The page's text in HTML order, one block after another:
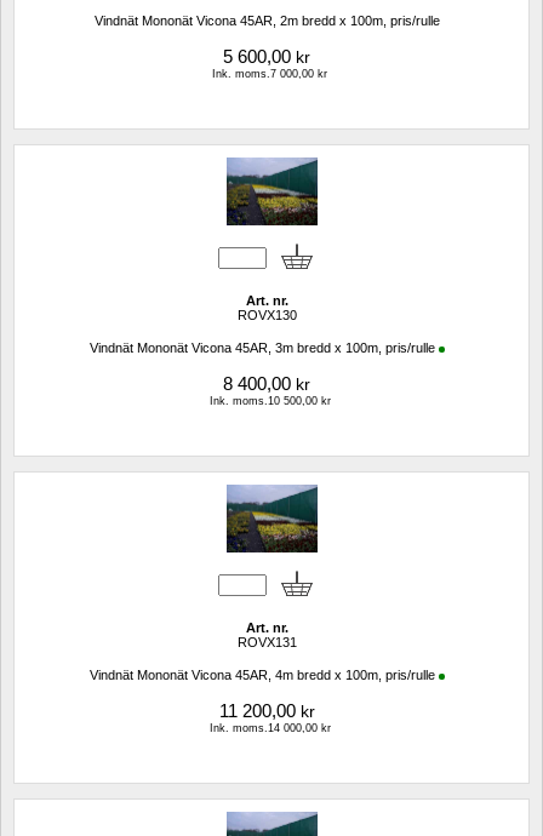
Vindnät Mononät Vicona 45AR, 2m bredd x 100m, pris/rulle
5 600,00 kr
Ink. moms.7 000,00 kr
Art. nr.
ROVX130
Vindnät Mononät Vicona 45AR, 3m bredd x 100m, pris/rulle
8 400,00 kr
Ink. moms.10 500,00 kr
Art. nr.
ROVX131
Vindnät Mononät Vicona 45AR, 4m bredd x 100m, pris/rulle
11 200,00kr
Ink. moms.14 000,00 kr